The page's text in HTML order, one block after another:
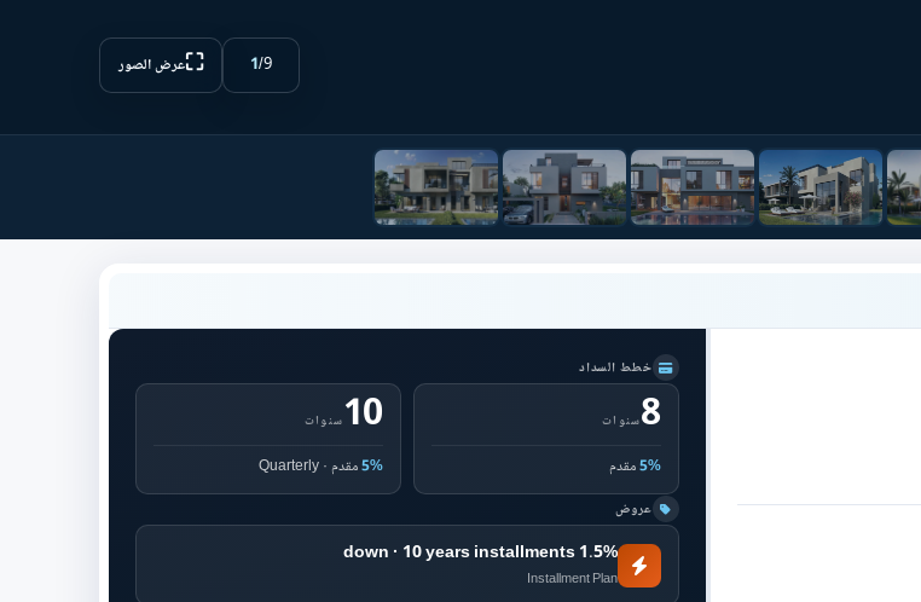
1/9
⛶عرض الصور
خطط السداد
8سنوات
5%مقدم
10سنوات
5%مقدم · Quarterly
عروض
1.5% down · 10 years installments
Installment Plan